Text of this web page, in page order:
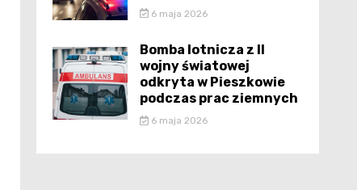
6 maja 2026
Bomba lotnicza z II
wojny światowej
odkryta w Pieszkowie
podczas prac ziemnych
6 maja 2026